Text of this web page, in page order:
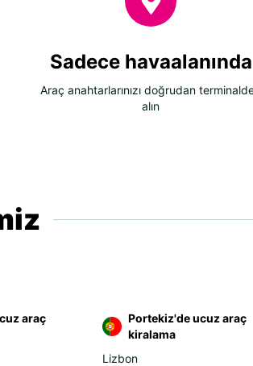
Sadece havaalanında
Araç anahtarlarınızı doğrudan
alın
araç
Portekiz'de ucuz araç
kiralama
Lizbon